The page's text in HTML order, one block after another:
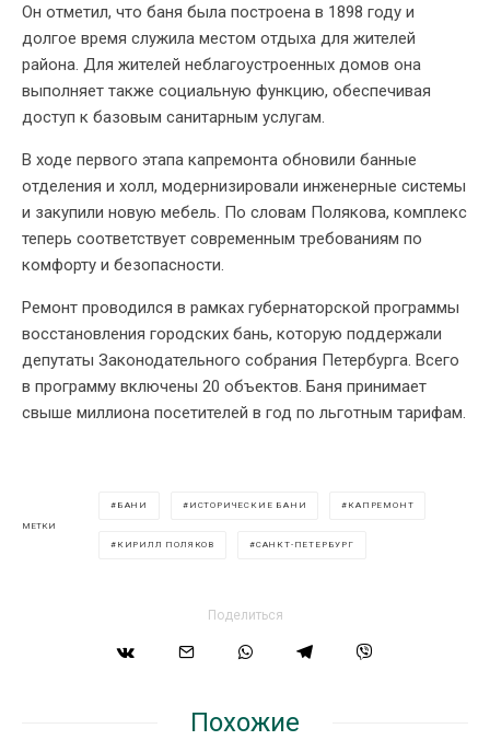
Он отметил, что баня была построена в 1898 году и
долгое время служила местом отдыха для жителей
района. Для жителей неблагоустроенных домов она
выполняет также социальную функцию, обеспечивая
доступ к базовым санитарным услугам.
В ходе первого этапа капремонта обновили банные
отделения и холл, модернизировали инженерные системы
и закупили новую мебель. По словам Полякова, комплекс
теперь соответствует современным требованиям по
комфорту и безопасности.
Ремонт проводился в рамках губернаторской программы
восстановления городских бань, которую поддержали
депутаты Законодательного собрания Петербурга. Всего
в программу включены 20 объектов. Баня принимает
свыше миллиона посетителей в год по льготным тарифам.
МЕТКИ
БАНИ ИСТОРИЧЕСКИЕ БАНИ КАПРЕМОНТ
КИРИЛЛ ПОЛЯКОВ САНКТ-ПЕТЕРБУРГ
Поделиться
Похожие